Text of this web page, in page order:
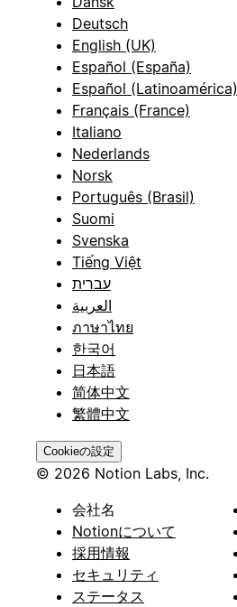
Deutsch
English (UK)
Español (España)
Español (Latinoamérica)
Français (France)
Italiano
Nederlands
Norsk
Português (Brasil)
Suomi
Svenska
Tiếng Việt
עברית
العربية
ภาษาไทย
한국어
日本語
简体中文
繁體中文
Cookieの設定
© 2026 Notion Labs, Inc.
会社名
Notionについて
採用情報
セキュリティ
ステータス